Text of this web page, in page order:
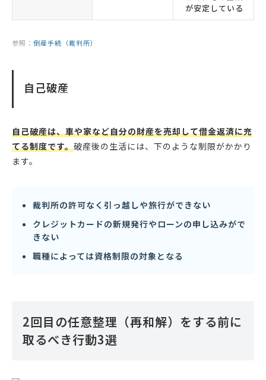
が安定している
参照： 倒産手続（裁判所）
自己破産
自己破産は、車や家など自分の財産を売却して借金返済に充
てる制度です。破産後の生活には、下のような制限がかかり
ます。
裁判所の許可なく引っ越しや旅行ができない
クレジットカードの新規発行やローンの申し込みがで
きない
職種によっては資格制限の対象となる
2回目の任意整理（再和解）をする前に
取るべき行動3選